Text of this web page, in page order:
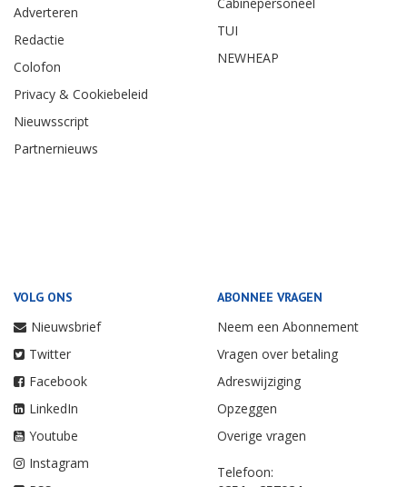
Adverteren
Redactie
Colofon
Privacy & Cookiebeleid
Nieuwsscript
Partnernieuws
TUI
NEWHEAP
VOLG ONS
Nieuwsbrief
Twitter
Facebook
LinkedIn
Youtube
Instagram
ABONNEE VRAGEN
Neem een Abonnement
Vragen over betaling
Adreswijziging
Opzeggen
Overige vragen
Telefoon: